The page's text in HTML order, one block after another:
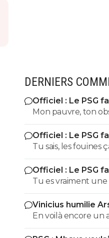
DERNIERS
Officiel : Le PSG
pour 50 ME
Mon pauvre, ton
justifier sur chaque
Tu aurais la queue
bouche et on
mangé que tu
Officiel : Le PSG
pour 50 ME
Tu sais, les fouines
Officiel : Le PSG
pour 50 ME
Tu es vraiment
Vinicius humilie
Real jusqu’en
En voilà encore un
suffisant pas, a